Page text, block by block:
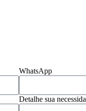
WhatsApp
Detalhe sua